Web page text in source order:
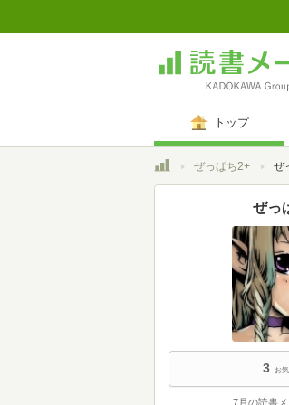
トップ
トップぜっぱち2+ ぜ
ぜっ
3 お
7月の読書